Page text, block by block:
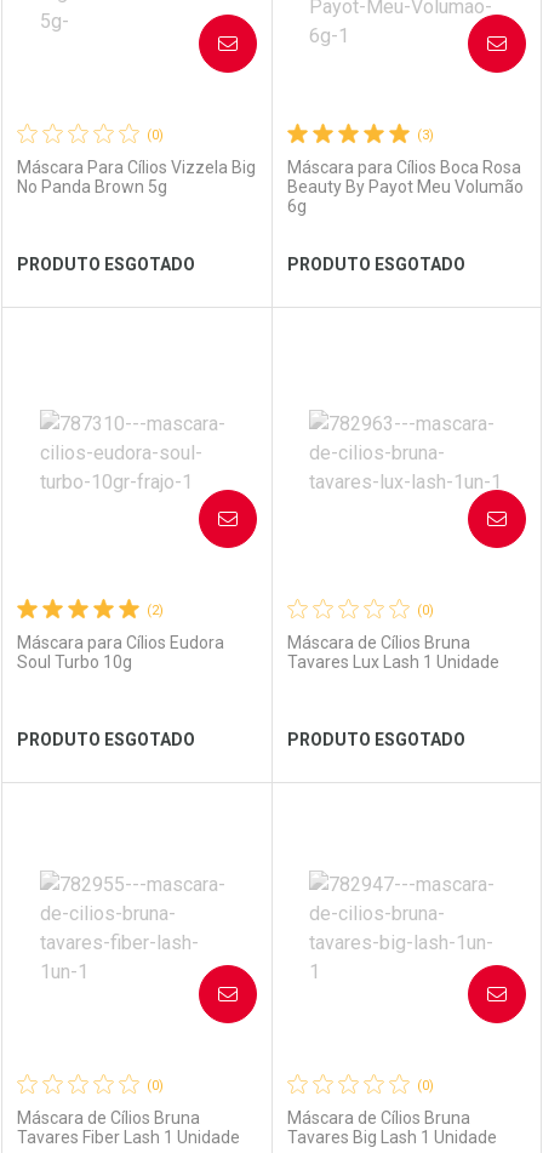
Ver Desconto Convênio Ver Desconto Convênio
(0)
Máscara Para Cílios Vizzela Big
No Panda Brown 5g
PRODUTO ESGOTADO
AVISE-ME
Laboratório
Ver Desconto Convênio
Por Menos
(3)
Máscara para Cílios Boca Rosa
Beauty By Payot Meu Volumão
6g
PRODUTO ESGOTADO
AVISE-ME
Laboratório
Ver Desconto Convênio
Por Menos
(2)
Máscara para Cílios Eudora
Soul Turbo 10g
PRODUTO ESGOTADO
AVISE-ME
Laboratório
Por Menos
(0)
Máscara de Cílios Bruna
Tavares Lux Lash 1 Unidade
PRODUTO ESGOTADO
AVISE-ME
Laboratório
Por Menos
(0)
Máscara de Cílios Bruna
Tavares Fiber Lash 1 Unidade
AVISE-ME
(0)
Máscara de Cílios Bruna
Tavares Big Lash 1 Unidade
AVISE-ME